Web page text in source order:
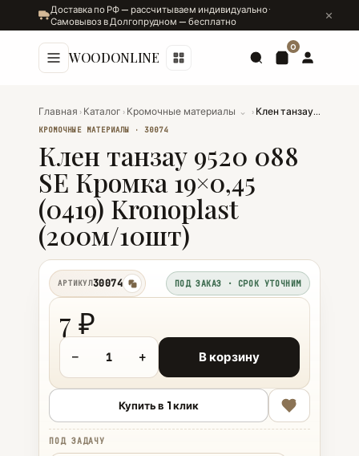
Доставка по РФ — рассчитываем индивидуально ·
Самовывоз в Долгопрудном — бесплатно
WOODONLINE
0
Главная › Каталог › Кромочные материалы ⌄ › Клен танзау 9520 088 SE Кромка 19×0,45 (0419) Kronoplast (200м/10шт)
КРОМОЧНЫЕ МАТЕРИАЛЫ · 30074
Клен танзау 9520 088
SE Кромка 19×0,45
(0419) Kronoplast
(200м/10шт)
АРТИКУЛ30074
копировать
ПОД ЗАКАЗ · СРОК УТОЧНИМ
7 ₽
− + В корзину
Купить в 1 клик
ПОД ЗАДАЧУ